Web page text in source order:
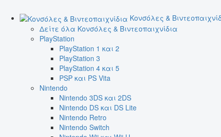
Κονσόλες &
Δείτε όλα Κονσόλες & Βιντεοπαιχνίδια
PlayStation
PlayStation 1 και 2
PlayStation 3
PlayStation 4 και 5
PSP και PS Vita
Nintendo
Nintendo 3DS και 2DS
Nintendo DS και DS Lite
Nintendo Retro
Nintendo Switch